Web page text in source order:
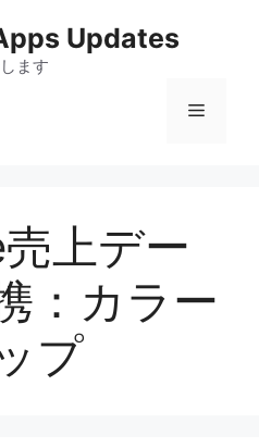
Updates
ます
メ
ー
上デー
：カラー
プ